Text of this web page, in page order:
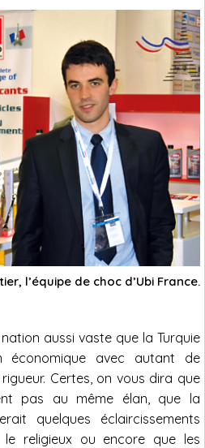
l’équipe de choc d’Ubi France.
aussi vaste que la Turquie
économique avec autant de
Certes, on vous dira que
pas au même élan, que la
quelques éclaircissements
religieux ou encore que les